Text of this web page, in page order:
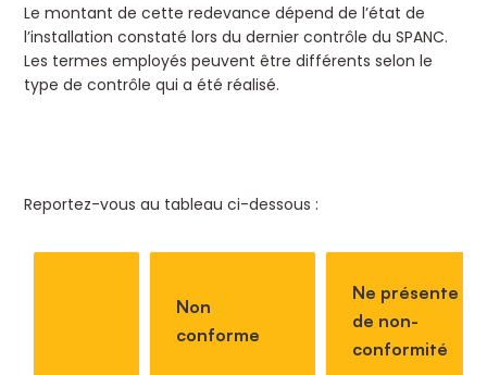
Le montant de cette redevance dépend de l’état de
l’installation constaté lors du dernier contrôle du SPANC.
Les termes employés peuvent être différents selon le
type de contrôle qui a été réalisé.
Reportez-vous au tableau ci-dessous :
Non
conforme
Ne présente
de non-
conformité